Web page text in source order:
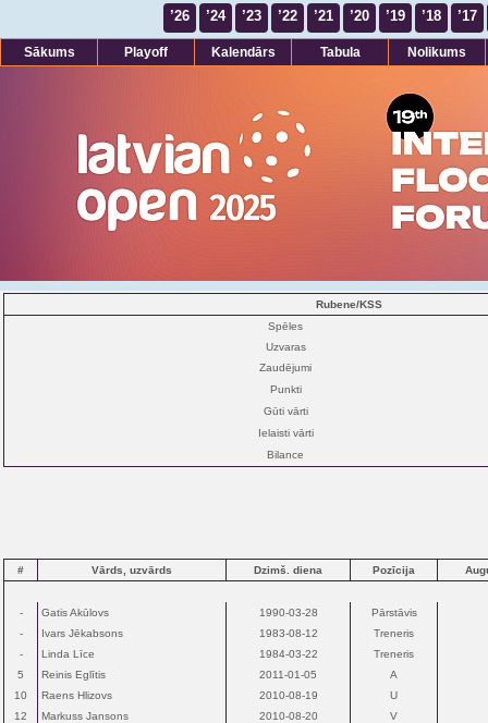
’17
’18
’19
’20
’21
’22
’23
’24
’26
Sākums Playoff Kalendārs Tabula Nolikums
Rubene/KSS
Spēles
Uzvaras
Zaudējumi
Punkti
Gūti vārti
Ielaisti vārti
Bilance
# Vārds, uzvārds Dzimš. diena Pozīcija
- Gatis Akūlovs 1990-03-28
Pārstāvis
-
Ivars Jēkabsons 1983-08-12
Treneris
-
Linda Līce 1984-03-22
Treneris
5
Reinis Eglītis 2011-01-05
A
10
Raens Hlizovs 2010-08-19
U
12
Markuss Jansons 2010-08-20
V